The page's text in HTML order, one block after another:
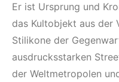
Er ist Ursprung und
das Kultobjekt aus der
Stilikone der
ausdrucksstarken
der Weltmetropolen